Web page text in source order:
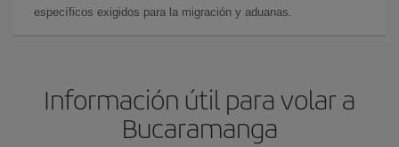
específicos exigidos para la migración y aduanas.
Información útil para volar a
Bucaramanga